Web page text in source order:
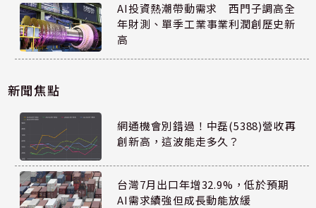
AI投資熱潮帶動需求 西門子調高全
年財測、單季工業事業利潤創歷史新
高
新聞焦點
網通機會別錯過！中磊(5388)營收再
創新高，這波能走多久？
台灣7月出口年增32.9%，低於預期
AI需求續強但成長動能放緩